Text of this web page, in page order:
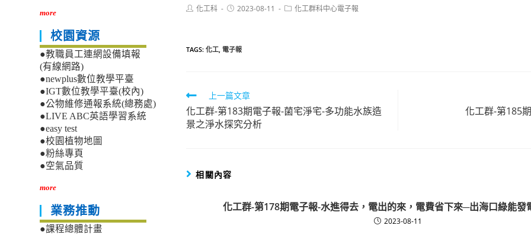
Post化工科
Post2023-08-11
Post化工群科中心電子報
TAGS:化工 電子報
Read
more
articles
上一篇文章
化工群-第183期電子報-菌宅淨宅-多功能水族造
景之淨水探究分析
化工群-第185
相關內容
化工群-第178期電子報-水進得去，電出的來，電費省下來─出海口綠能發
2023-08-11
more
校園資源
●教職員工連網設備填報
(有線網路)
●newplus數位教學平臺
●IGT數位教學平臺(校內)
●公物維修通報系統(總務處)
●LIVE ABC英語學習系統
●easy test
●校園植物地圖
●粉絲專頁
●空氣品質
more
業務推動
●課程總體計畫